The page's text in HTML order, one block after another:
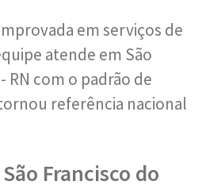
em serviços de
atende em São
RN com o padrão de
referência nacional
Francisco do